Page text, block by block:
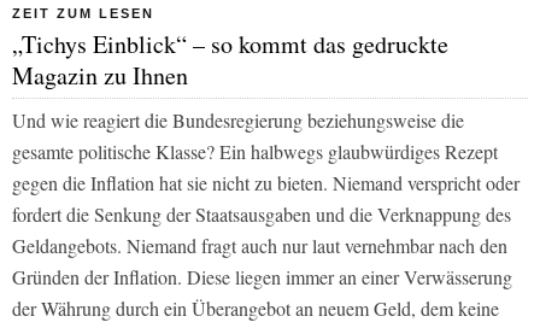
ZEIT ZUM LESEN
„Tichys Einblick“ – so kommt das gedruckte
Magazin zu Ihnen
Und wie reagiert die Bundesregierung beziehungsweise die
gesamte politische Klasse? Ein halbwegs glaubwürdiges Rezept
gegen die Inflation hat sie nicht zu bieten. Niemand verspricht oder
fordert die Senkung der Staatsausgaben und die Verknappung des
Geldangebots. Niemand fragt auch nur laut vernehmbar nach den
Gründen der Inflation. Diese liegen immer an einer Verwässerung
der Währung durch ein Überangebot an neuem Geld, dem keine